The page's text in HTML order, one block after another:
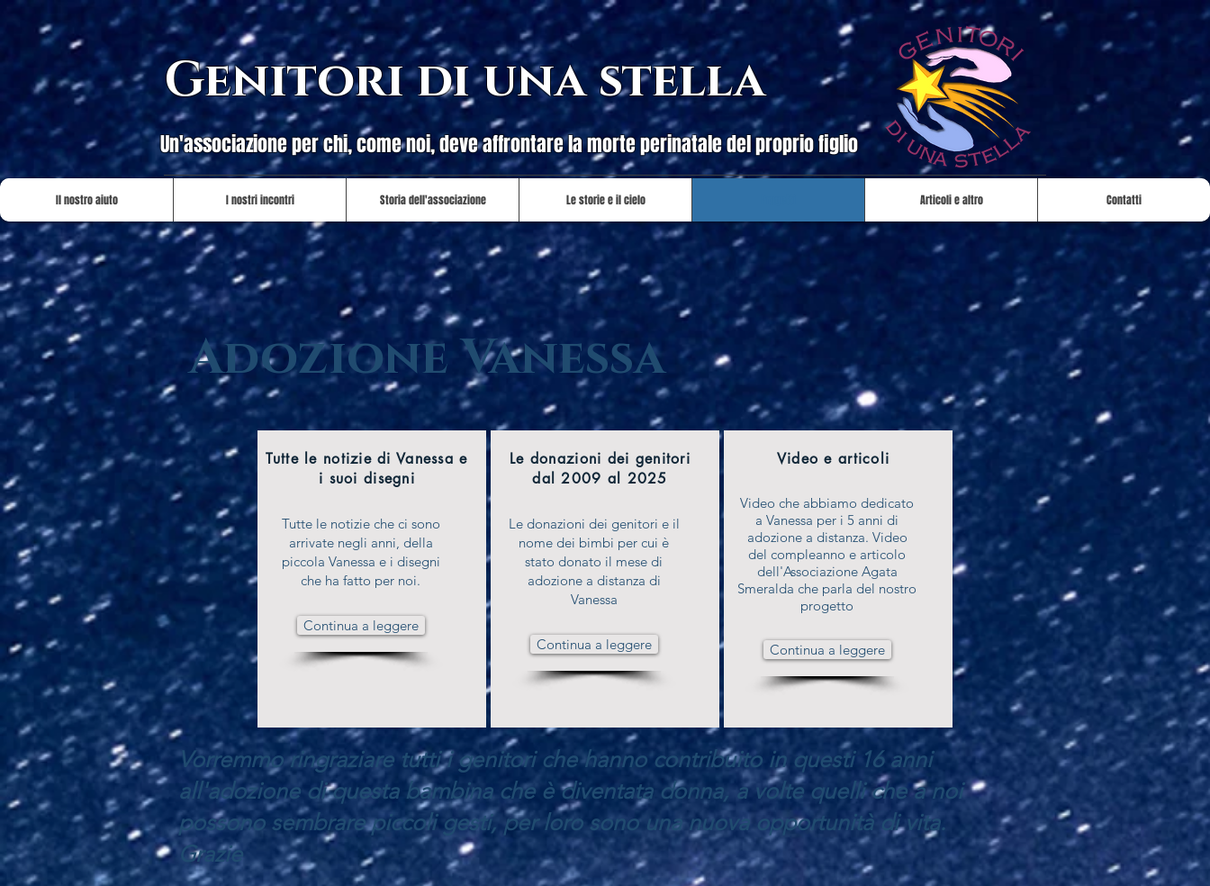
Genitori di una stella
Un'associazione per chi, come noi, deve affrontare la morte perinatale del proprio figlio
Il nostro aiuto I nostri incontri Storia dell'associazione Le storie e il cielo Articoli e altro Contatti
Adozione Vanessa
Tutte le notizie di Vanessa e
i suoi disegni
Tutte le notizie che ci sono
arrivate negli anni, della
piccola Vanessa e i disegni
che ha fatto per noi.
Continua a leggere
Le donazioni dei genitori
dal 2009 al 2025
Le donazioni dei genitori e il
nome dei bimbi per cui è
stato donato il mese di
adozione a distanza di
Vanessa
Continua a leggere
Video e articoli
Video che abbiamo dedicato
a Vanessa per i 5 anni di
adozione a distanza. Video
del compleanno e articolo
dell'Associazione Agata
Smeralda che parla del nostro
progetto
Continua a leggere
Vorremmo ringraziare tutti i genitori che hanno contribuito in questi 16 anni
all'adozione di questa bambina che è diventata donna, a volte quelli che a noi
possono sembrare piccoli gesti, per loro sono una nuova opportunità di vita.
Grazie